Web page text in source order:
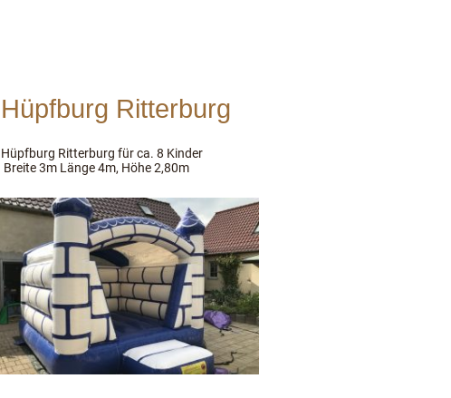
Hüpfburg Ritterburg
Hüpfburg Ritterburg für ca. 8 Kinder
Breite 3m Länge 4m, Höhe 2,80m